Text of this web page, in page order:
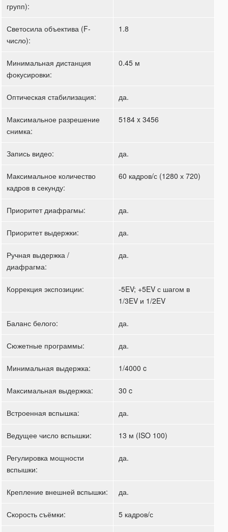
групп):
Светосила объектива (F-
число):
1.8
Минимальная дистанция
фокусировки:
0.45 м
Оптическая стабилизация: да.
Максимальное разрешение
снимка:
5184 x 3456
Запись видео: да.
Максимальное количество
кадров в секунду:
60 кадров/с (1280 х 720)
Приоритет диафрагмы: да.
Приоритет выдержки: да.
Ручная выдержка /
диафрагма:
да.
Коррекция экспозиции:
-5EV; +5EV с шагом в
1/3EV и 1/2EV
Баланс белого: да.
Сюжетные программы: да.
Минимальная выдержка: 1/4000 c
Максимальная выдержка: 30 c
Встроенная вспышка: да.
Ведущее число вспышки: 13 м (ISO 100)
Регулировка мощности
вспышки:
да.
Крепление внешней вспышки: да.
Скорость съёмки: 5 кадров/с